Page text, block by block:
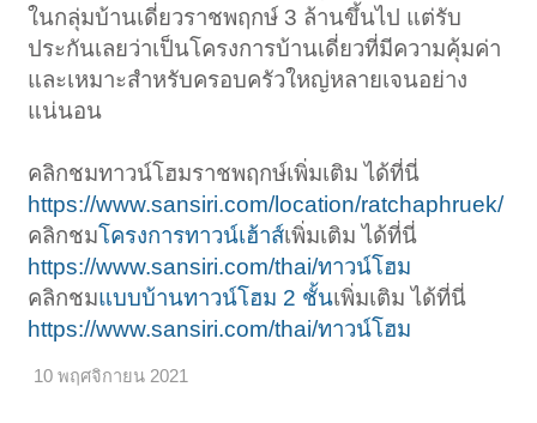
ในกลุ่มบ้านเดี่ยวราชพฤกษ์ 3 ล้านขึ้นไป แต่รับ
ประกันเลยว่าเป็นโครงการบ้านเดี่ยวที่มีความคุ้มค่า
และเหมาะสำหรับครอบครัวใหญ่หลายเจนอย่าง
แน่นอน
คลิกชมทาวน์โฮมราชพฤกษ์เพิ่มเติม ได้ที่นี่
https://www.sansiri.com/location/ratchaphruek/
คลิกชมโครงการทาวน์เฮ้าส์เพิ่มเติม ได้ที่นี่
https://www.sansiri.com/thai/ทาวน์โฮม
คลิกชมแบบบ้านทาวน์โฮม 2 ชั้นเพิ่มเติม ได้ที่นี่
https://www.sansiri.com/thai/ทาวน์โฮม
10 พฤศจิกายน 2021